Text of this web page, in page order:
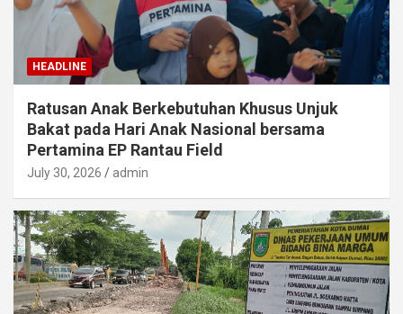
HEADLINE
Ratusan Anak Berkebutuhan Khusus Unjuk
Bakat pada Hari Anak Nasional bersama
Pertamina EP Rantau Field
July 30, 2026 admin